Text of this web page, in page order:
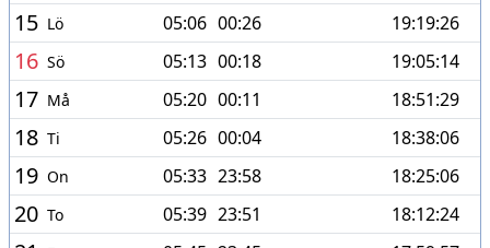
15 Lö 05:06 00:26 19:19:26
16 Sö 05:13 00:18 19:05:14
17 Må 05:20 00:11 18:51:29
18 Ti 05:26 00:04 18:38:06
19 On 05:33 23:58 18:25:06
20 To 05:39 23:51 18:12:24